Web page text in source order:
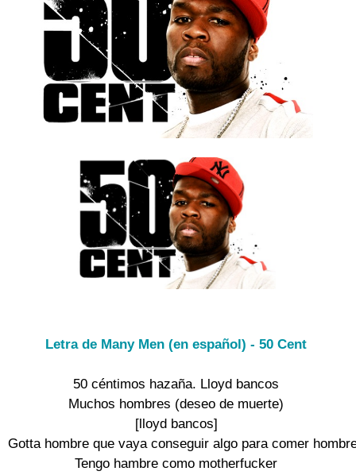
Letra de Many Men (en español) - 50 Cent
50 céntimos hazaña. Lloyd bancos
Muchos hombres (deseo de muerte)
[lloyd bancos]
Gotta hombre que vaya conseguir algo para comer
Tengo hambre como motherfucker